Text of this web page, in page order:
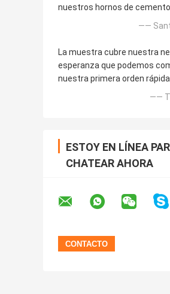
nuestros hornos de
——
La muestra cubre nuestra
esperanza que podemos
nuestra primera orden
——
ESTOY EN LÍNEA
CHATEAR AHORA